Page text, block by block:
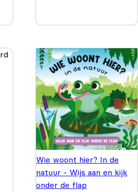
Wie woont hier? In de
natuur - Wijs aan en kijk
onder de flap